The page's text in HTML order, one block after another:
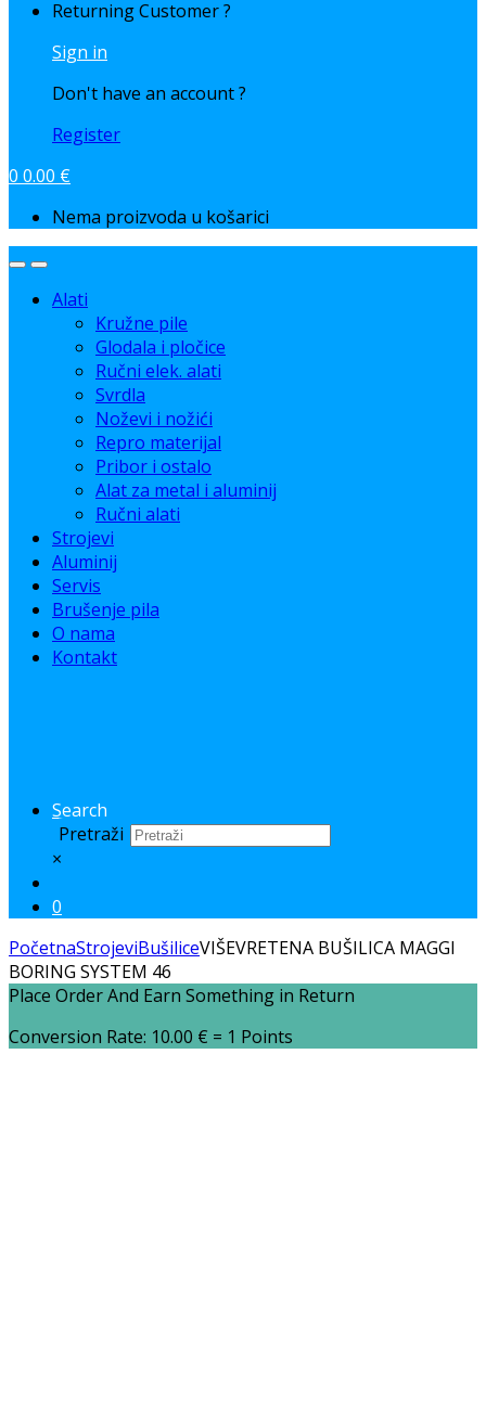
Returning Customer ?
Sign in
Don't have an account ?
Register
0 0.00 €
Nema proizvoda u košarici
Alati
Kružne pile
Glodala i pločice
Ručni elek. alati
Svrdla
Noževi i nožići
Repro materijal
Pribor i ostalo
Alat za metal i aluminij
Ručni alati
Strojevi
Aluminij
Servis
Brušenje pila
O nama
Kontakt
Search
Pretraži
×
0
PočetnaStrojeviBušiliceVIŠEVRETENA BUŠILICA MAGGI
BORING SYSTEM 46
Place Order And Earn Something in Return
Conversion Rate: 10.00 € = 1 Points